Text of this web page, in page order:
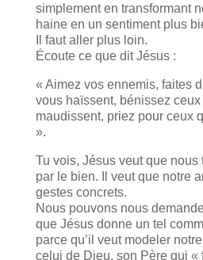
simplement en transformant
haine en un sentiment plus
Il faut aller plus loin.
Écoute ce que dit Jésus :
« Aimez vos ennemis, faites
vous haïssent, bénissez
maudissent, priez pour ceux
».
Tu vois, Jésus veut que nous
par le bien. Il veut que notre
gestes concrets.
Nous pouvons nous
que Jésus donne un tel
parce qu’il veut modeler
celui de Dieu, son Père qui «